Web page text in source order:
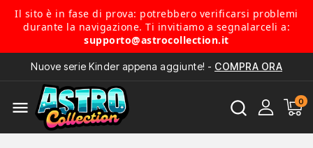
Il sito è in fase di prova: potrebbero verificarsi problemi
durante la navigazione. Ti invitiamo a segnalarceli a:
supporto@astrocollection.it
Nuove serie Kinder appena aggiunte! - COMPRA ORA
menu